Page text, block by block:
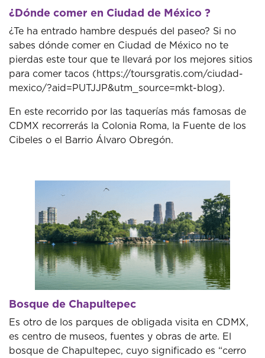
¿Dónde comer en Ciudad de México ?
¿Te ha entrado hambre después del paseo? Si no
sabes dónde comer en Ciudad de México no te
pierdas este tour que te llevará por los mejores sitios
para comer tacos (https://toursgratis.com/ciudad-
mexico/?aid=PUTJJP&utm_source=mkt-blog).
En este recorrido por las taquerías más famosas de
CDMX recorrerás la Colonia Roma, la Fuente de los
Cibeles o el Barrio Álvaro Obregón.
Bosque de Chapultepec
Es otro de los parques de obligada visita en CDMX,
es centro de museos, fuentes y obras de arte. El
bosque de Chapultepec, cuyo significado es “cerro